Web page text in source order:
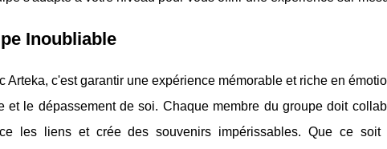
Inoubliable
Arteka, c'est garantir une expérience mémorable et riche en
et le dépassement de soi. Chaque membre du groupe doit
les liens et crée des souvenirs impérissables. Que ce soit